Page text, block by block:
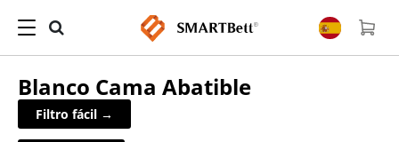
Blanco Cama Abatible
Filtro fácil →